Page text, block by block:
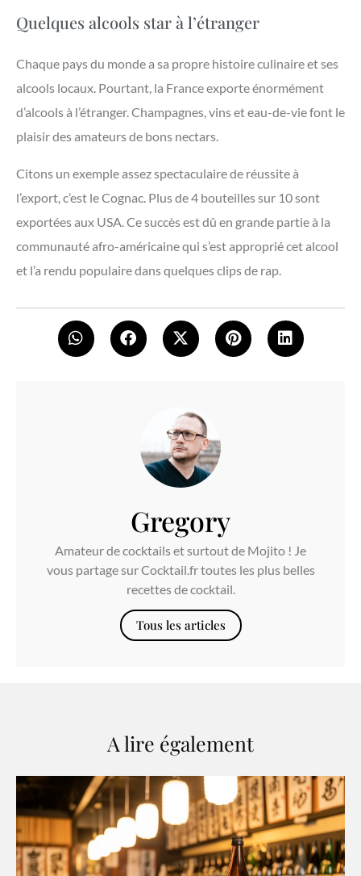
Quelques alcools star à l’étranger
Chaque pays du monde a sa propre histoire culinaire et ses
alcools locaux. Pourtant, la France exporte énormément
d’alcools à l’étranger. Champagnes, vins et eau-de-vie font le
plaisir des amateurs de bons nectars.
Citons un exemple assez spectaculaire de réussite à
l’export, c’est le Cognac. Plus de 4 bouteilles sur 10 sont
exportées aux USA. Ce succès est dû en grande partie à la
communauté afro-américaine qui s’est approprié cet alcool
et l’a rendu populaire dans quelques clips de rap.
Gregory
Amateur de cocktails et surtout de Mojito ! Je
vous partage sur Cocktail.fr toutes les plus belles
recettes de cocktail.
Tous les articles
A lire également